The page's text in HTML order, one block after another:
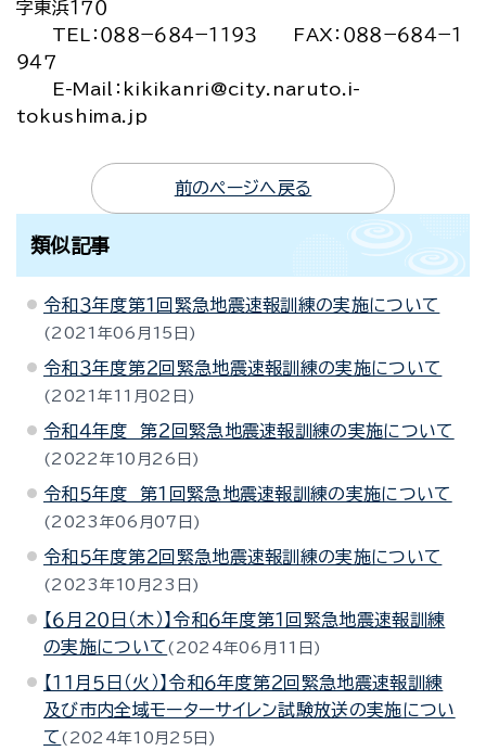
字東浜１７０
TEL：０８８−６８４−１１９３ FAX：０８８−６８４−１
９４７
E-Mail：kikikanri@city.naruto.i-
tokushima.jp
前のページへ戻る
類似記事
令和３年度第１回緊急地震速報訓練の実施について
2021年06月15日
令和３年度第２回緊急地震速報訓練の実施について
2021年11月02日
令和４年度 第２回緊急地震速報訓練の実施について
2022年10月26日
令和５年度 第１回緊急地震速報訓練の実施について
2023年06月07日
令和５年度第２回緊急地震速報訓練の実施について
2023年10月23日
【６月２０日（木）】令和６年度第１回緊急地震速報訓練
の実施について
2024年06月11日
【１１月５日（火）】令和６年度第２回緊急地震速報訓練
及び市内全域モーターサイレン試験放送の実施につい
て
2024年10月25日